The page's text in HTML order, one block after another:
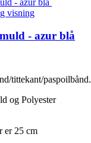
visning
- azur blå
tittekant/paspoilbånd.
og Polyester
er 25 cm